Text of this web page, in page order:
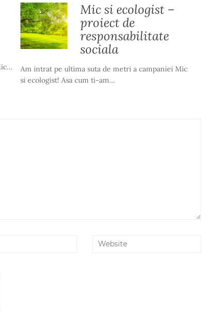
Mic si ecologist –
proiect de
responsabilitate
sociala
Am intrat pe ultima suta de metri a campaniei Mic
si ecologist! Asa cum ti-am…